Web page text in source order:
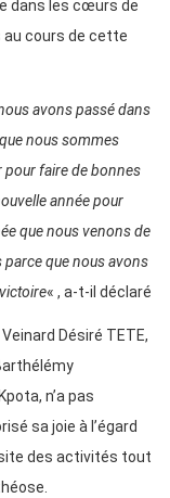
dans les cœurs de
au cours de cette
avons passé dans
nous sommes
pour faire de bonnes
année pour
que nous venons de
que nous avons
« , a-t-il déclaré
Désiré TETE,
n’a pas
sa joie à l’égard
des activités tout